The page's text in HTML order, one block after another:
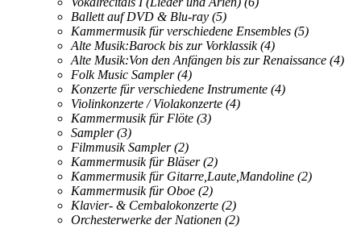
Ballett auf DVD & Blu-ray (5)
Kammermusik für verschiedene Ensembles (5)
Alte Musik:Barock bis zur Vorklassik (4)
Alte Musik:Von den Anfängen bis zur Renaissance (4)
Folk Music Sampler (4)
Konzerte für verschiedene Instrumente (4)
Violinkonzerte / Violakonzerte (4)
Kammermusik für Flöte (3)
Sampler (3)
Filmmusik Sampler (2)
Kammermusik für Bläser (2)
Kammermusik für Gitarre,Laute,Mandoline (2)
Kammermusik für Oboe (2)
Klavier- & Cembalokonzerte (2)
Orchesterwerke der Nationen (2)